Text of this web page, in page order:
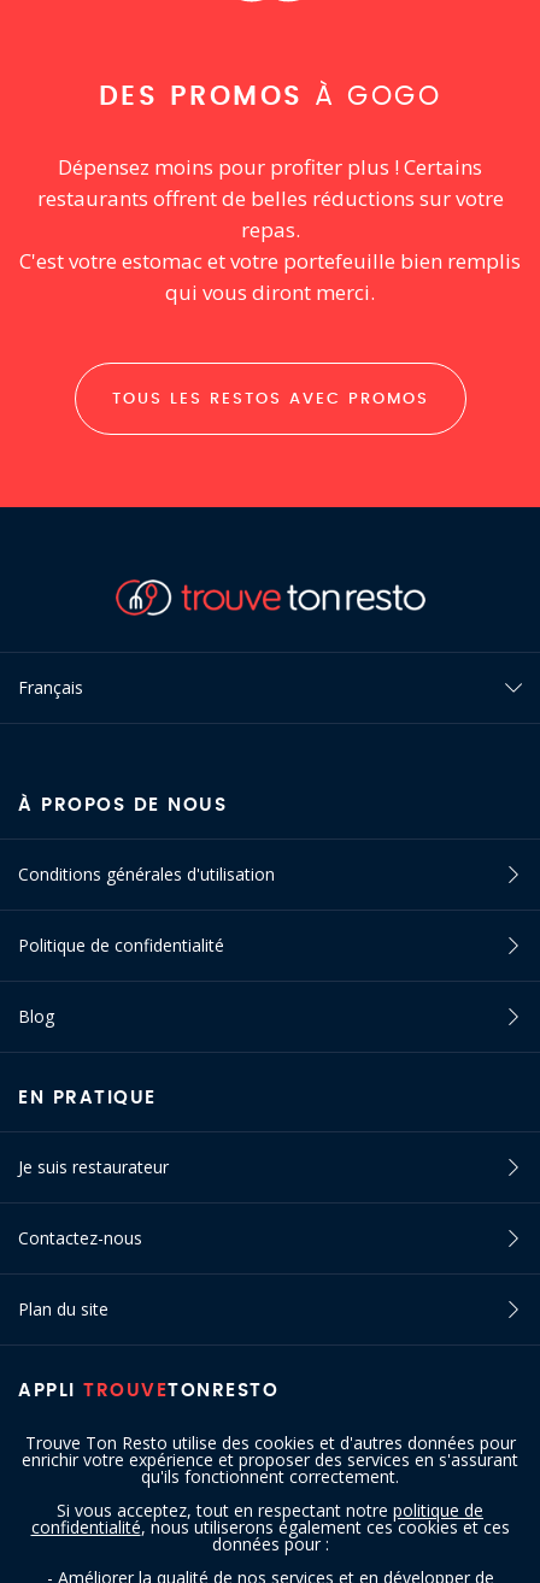
DES PROMOS À GOGO
Dépensez moins pour profiter plus ! Certains
restaurants offrent de belles réductions sur votre
repas.
C'est votre estomac et votre portefeuille bien remplis
qui vous diront merci.
TOUS LES RESTOS AVEC PROMOS
Trouve Ton Resto utilise des cookies et d'autres données pour
enrichir votre expérience et proposer des services en s'assurant
qu'ils fonctionnent correctement.
Si vous acceptez, tout en respectant notre politique de
confidentialité, nous utiliserons également ces cookies et ces
données pour :
- Améliorer la qualité de nos services et en développer de
Français
APPLI TROUVETONRESTO
À PROPOS DE NOUS
Conditions générales d'utilisation
Politique de confidentialité
Blog
EN PRATIQUE
Je suis restaurateur
Contactez-nous
Plan du site
SUIVEZ-NOUS